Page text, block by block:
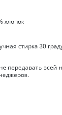
хлопок
стирка 30
передавать всей